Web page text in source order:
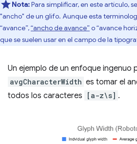
Nota:Para simplificar, en este artículo,
"ancho" de un glifo. Aunque esta
“avance”,“ancho de avance”o “avance
que se suelen usar en el campo de la
Un ejemplo de un enfoque ingenuo
avgCharacterWidth es tomar el
todos los caracteres
[a-z\s] .